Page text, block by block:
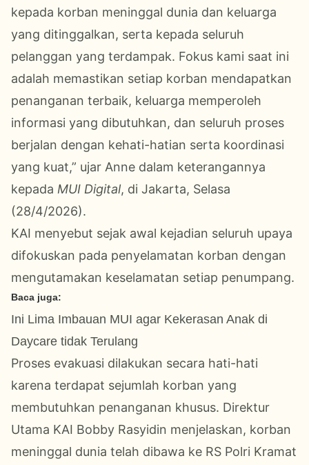
kepada korban meninggal dunia dan keluarga
yang ditinggalkan, serta kepada seluruh
pelanggan yang terdampak. Fokus kami saat ini
adalah memastikan setiap korban mendapatkan
penanganan terbaik, keluarga memperoleh
informasi yang dibutuhkan, dan seluruh proses
berjalan dengan kehati-hatian serta koordinasi
yang kuat,” ujar Anne dalam keterangannya
kepada MUI Digital, di Jakarta, Selasa
(28/4/2026).
KAI menyebut sejak awal kejadian seluruh upaya
difokuskan pada penyelamatan korban dengan
mengutamakan keselamatan setiap penumpang.
Baca juga:
Ini Lima Imbauan MUI agar Kekerasan Anak di
Daycare tidak Terulang
Proses evakuasi dilakukan secara hati-hati
karena terdapat sejumlah korban yang
membutuhkan penanganan khusus. Direktur
Utama KAI Bobby Rasyidin menjelaskan, korban
meninggal dunia telah dibawa ke RS Polri Kramat